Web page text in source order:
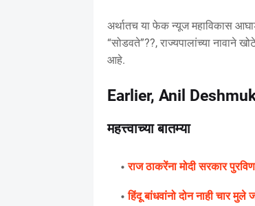
अर्थातच या फेक न्यूज महाविकास
“सोडवते”??, राज्यपालांच्या नावाने
आहे.
Earlier, Anil
महत्त्वाच्या बातम्या
राज ठाकरेंना मोदी सरकार
हिंदू बांधवांनो दोन नाही चार